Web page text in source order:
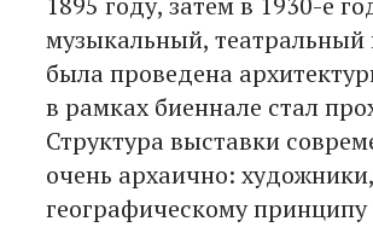
музыкальный, театральный
была проведена
в рамках биеннале стал
Структура выставки
очень архаично:
географическому